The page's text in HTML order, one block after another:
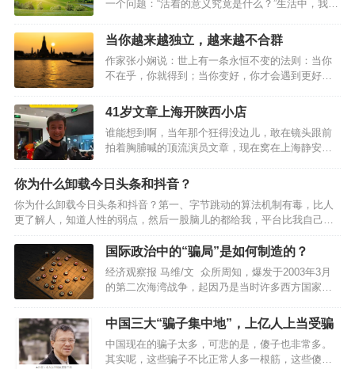
一个问题：“活着的意义究竟是什么？”生活中，我们
予我们的存在以合理性。生活并不只是关于生存，
而是关于寻找和实现我们的潜能。每个人都像是一
块未雕琢的玉石，需要经过磨砺和雕琢，才能展现
出内在的价值。因此，活着的意义在于自我实现，
不断探索和成长。很多时候，我们感到迷茫和无
助，是因为我们没有找到自己的使命和目标。通过
找到自己的热情和兴趣所在，从而赋予生活更多的
意义。当然，生…
当你越来越独立，越来越不合群
作家张小娴说：世上有一条永恒不变的法则：当你
不在乎，你就得到；当你变好，你才会遇到更好，
单，你才能够宁缺毋滥。生活里，人们有千万种性
格，圈子更有多样的颜色。而我们，却总是因为两
者没有交集而恐惧焦虑。然后，不管适不适合自
己，都试图从中寻找理解和认同。可现实往往是：
越是靠近，越觉得空虚；越是依赖，越找不到方
向。而当我们决定变得独立而勇敢，才是活出自我
了迎合,多了自由最近，《她的双重奏》节目，采访
到了演员邓萃雯。…
41岁文章上海开陕西小店
谁能想到啊，当年那个狂得没边儿，敢在镜头跟前
拍着胸脯喊的顶流演员文章，现在窝在上海静安区
身给顾客递菜单。那个以前眼高于顶的影帝，如今
成了烟火气里最踏实的小店老板，跟当年那副嚣张
劲儿比，简直是两个人。41岁文章彻底退圈？上海
开陕西小店躬身递菜单，面相都变了！这家店叫八
號院儿，是文章跟朋友合伙开的，主打地道的陕西
风味，凉皮、肉夹馍、油泼面、搅团，全是老西安
人刻在骨子里的家常味儿，人均三十到五十块，接
地气到骨子里，半点儿明星开店的那些花里胡哨套
你为什么卸载今日头条和抖音？
你为什么卸载今日头条和抖音？第一、字节跳动的算法机制有毒，比人
更了解人，知道人性的弱点，然后一股脑儿的都给我，平台比我自己清
楚我“自己”我每当看完小姐姐的跳舞，会有千万个小姐姐动次打次。第
二、今日头条居然比百度搜索和微信搜索更好用，不懂的问题不问度
娘，得问头条君，即便是垂直领域的内容，知乎都是水答案。情怀虽
好，可不要贪杯，内容不醉人人自醉。第三、抖音是所有短视频平台最
好看的，因为“奶头乐理论”，我们看到的热门，话题、直播间、甚至是带
货，都是大家投票选举产生的，每一次点赞，都意味着当天流量池的流
量…
国际政治中的“骗局”是如何制造的？
经济观察报 马维/文 众所周知，爆发于2003年3月
的第二次海湾战争，起因乃是当时许多西方国家认
大规模杀伤性武器，一边却试图否认自己的上述行
为，以欺骗国际舆论。而时过境迁，当我们再次回
顾这段历史时，却可能会发现另一个故事，那就
是，或许萨达姆当时声称自己领导的国家并不拥有
中国三大“骗子集中地”，上亿人上当受骗
中国现在的骗子太多，可悲的是，傻子也非常多。
其实呢，这些骗子不比正常人多一根筋，这些傻子